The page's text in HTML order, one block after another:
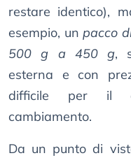
restare identico),
esempio, unpacco
500 g a 450 g,
esterna e con
difficile per il
cambiamento.
Da un punto di